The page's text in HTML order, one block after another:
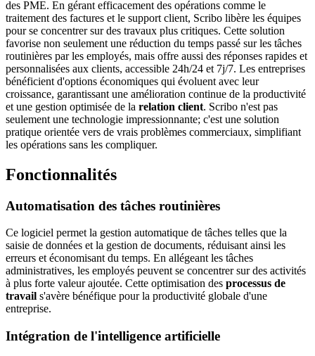
des PME. En gérant efficacement des opérations comme le
traitement des factures et le support client, Scribo libère les équipes
pour se concentrer sur des travaux plus critiques. Cette solution
favorise non seulement une réduction du temps passé sur les tâches
routinières par les employés, mais offre aussi des réponses rapides et
personnalisées aux clients, accessible 24h/24 et 7j/7. Les entreprises
bénéficient d'options économiques qui évoluent avec leur
croissance, garantissant une amélioration continue de la productivité
et une gestion optimisée de la relation client. Scribo n'est pas
seulement une technologie impressionnante; c'est une solution
pratique orientée vers de vrais problèmes commerciaux, simplifiant
les opérations sans les compliquer.
Fonctionnalités
Automatisation des tâches routinières
Ce logiciel permet la gestion automatique de tâches telles que la
saisie de données et la gestion de documents, réduisant ainsi les
erreurs et économisant du temps. En allégeant les tâches
administratives, les employés peuvent se concentrer sur des activités
à plus forte valeur ajoutée. Cette optimisation des processus de
travail s'avère bénéfique pour la productivité globale d'une
entreprise.
Intégration de l'intelligence artificielle